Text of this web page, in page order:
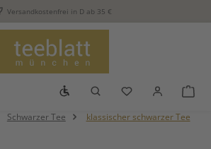
Versandkostenfrei in D ab 35 €
Werkzeugleiste anzeigen
Du hast 0
Schwarzer Tee klassischer schwarzer Tee